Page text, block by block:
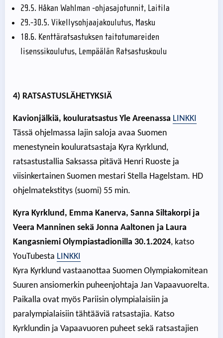
29.5. Håkan Wahlman -ohjasajotunnit, Laitila
29.-30.5. Vikellysohjaajakoulutus, Masku
18.6. Kenttäratsastuksen taitotumareiden
lisenssikoulutus, Lempäälän Ratsastuskoulu
4) RATSASTUSLÄHETYKSIÄ
Kavionjälkiä, kouluratsastus Yle Areenassa LINKKI
Tässä ohjelmassa lajin saloja avaa Suomen
menestynein kouluratsastaja Kyra Kyrklund,
ratsastustallia Saksassa pitävä Henri Ruoste ja
viisinkertainen Suomen mestari Stella Hagelstam. HD
ohjelmatekstitys (suomi) 55 min.
Kyra Kyrklund, Emma Kanerva, Sanna Siltakorpi ja
Veera Manninen sekä Jonna Aaltonen ja Laura
Kangasniemi Olympiastadionilla 30.1.2024, katso
YouTubesta LINKKI
Kyra Kyrklund vastaanottaa Suomen Olympiakomitean
Suuren ansiomerkin puheenjohtaja Jan Vapaavuorelta.
Paikalla ovat myös Pariisin olympialaisiin ja
paralympialaisiin tähtääviä ratsastajia. Katso
Kyrklundin ja Vapaavuoren puheet sekä ratsastajien